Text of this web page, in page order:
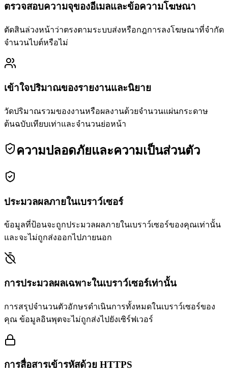
ตรวจสอบความจุของอีเมลและข้อความโฆษณา
ตัดสินล่วงหน้าว่าตรงตามระบบส่งหรือกฎการลงโฆษณาที่จำกัด
จำนวนไบต์หรือไม่
เข้าใจปริมาณของรายงานและนิยาย
วัดปริมาณรวมของงานหรือผลงานด้วยจำนวนแผ่นกระดาษ
ต้นฉบับเทียบเท่าและจำนวนย่อหน้า
ความปลอดภัยและความเป็นส่วนตัว
ประมวลผลภายในเบราว์เซอร์
ข้อมูลที่ป้อนจะถูกประมวลผลภายในเบราว์เซอร์ของคุณเท่านั้น
และจะไม่ถูกส่งออกไปภายนอก
การประมวลผลเฉพาะในเบราว์เซอร์เท่านั้น
การสรุปจำนวนตัวอักษรดำเนินการทั้งหมดในเบราว์เซอร์ของ
คุณ ข้อมูลอินพุตจะไม่ถูกส่งไปยังเซิร์ฟเวอร์
การสื่อสารเข้ารหัสด้วย HTTPS